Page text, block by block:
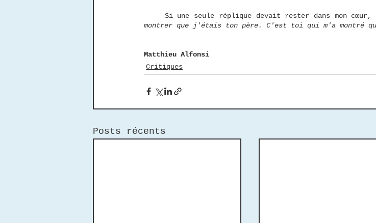
Si une seule réplique devait rester dans mon cœur,
montrer que j'étais ton père. C'est toi qui m'a montré
Matthieu Alfonsi
Critiques
Posts récents